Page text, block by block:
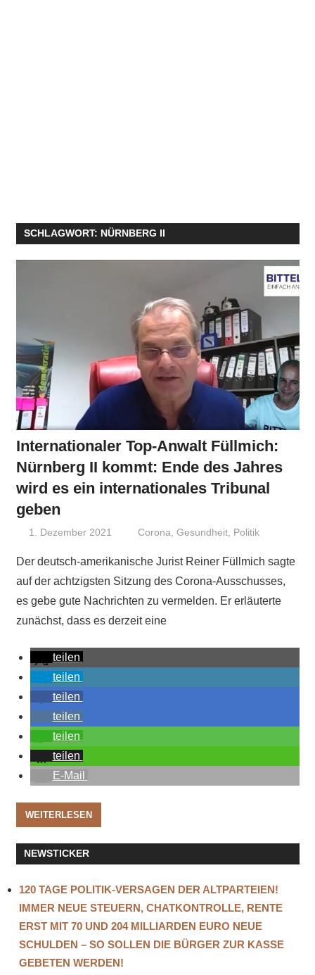
SCHLAGWORT: NÜRNBERG II
Internationaler Top-Anwalt Füllmich:
Nürnberg II kommt: Ende des Jahres
wird es ein internationales Tribunal
geben
1. Dezember 2021 Niki Vogt
Corona,Gesundheit, Politik
Der deutsch-amerikanische Jurist Reiner Füllmich sagte
auf der achtzigsten Sitzung des Corona-Ausschusses,
es gebe gute Nachrichten zu vermelden. Er erläuterte
zunächst, dass es derzeit eine
teilen
teilen
teilen
teilen
teilen
teilen
E-Mail
WEITERLESEN
NEWSTICKER
120 TAGE POLITIK-VERSAGEN DER ALTPARTEIEN!
IMMER NEUE STEUERN, CHATKONTROLLE, RENTE
ERST MIT 70 UND 204 MILLIARDEN EURO NEUE
SCHULDEN – SO SOLLEN DIE BÜRGER ZUR KASSE
GEBETEN WERDEN!